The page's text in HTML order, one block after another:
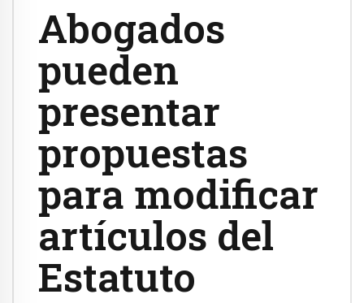
Abogados
pueden
presentar
propuestas
para modificar
artículos del
Estatuto